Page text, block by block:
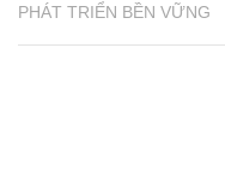
PHÁT TRIỂN BỀN VỮNG